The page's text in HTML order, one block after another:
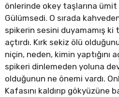
önlerinde okey taşlarına ümit
Gülümsedi. O sırada
spikerin sesini duyamamış ki
açtırdı. Kırk sekiz ölü
niçin, neden, kimin yaptığını
spikeri dinlemeden yoluna
olduğunun ne önemi vardı.
Kafasını kaldırıp gökyüzüne